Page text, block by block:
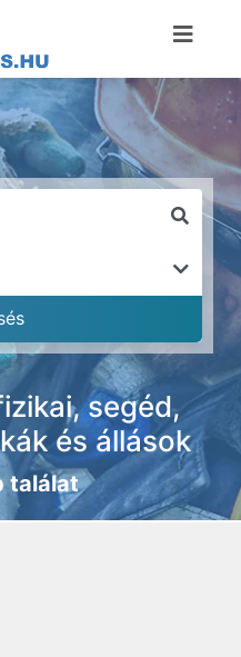
segéd,
és állások
találat